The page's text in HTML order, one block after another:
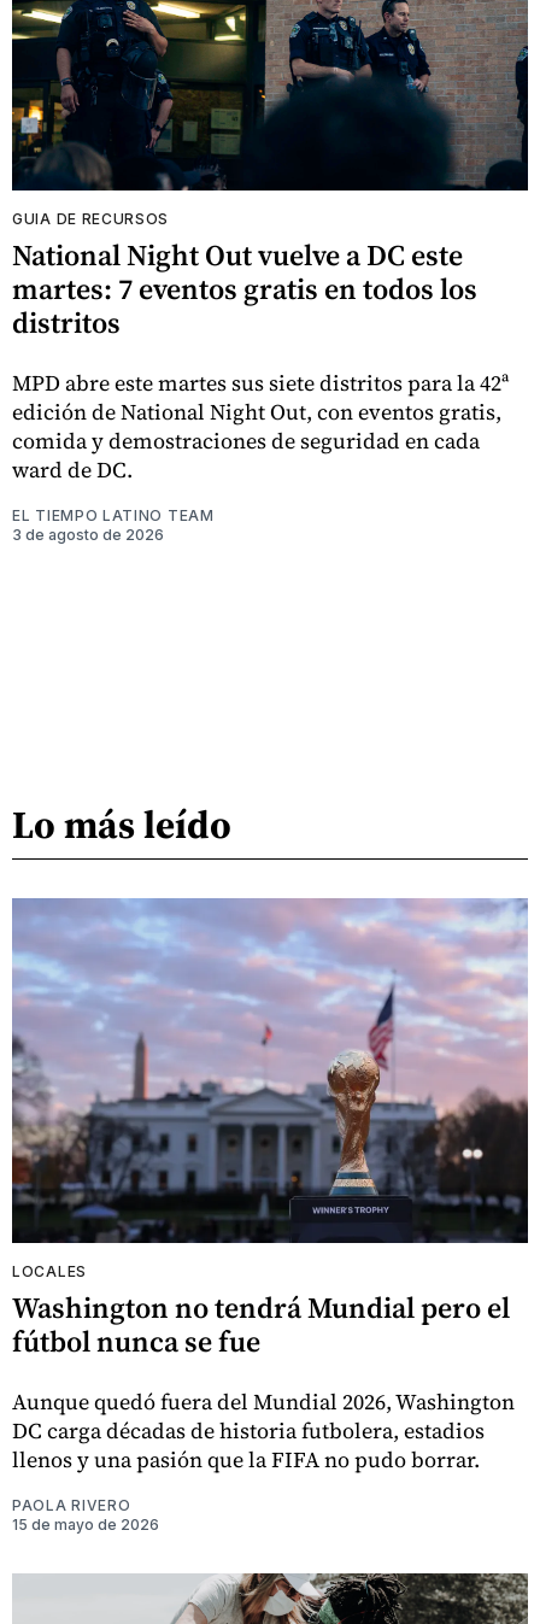
GUIA DE RECURSOS
National Night Out vuelve a DC este
martes: 7 eventos gratis en todos los
distritos
MPD abre este martes sus siete distritos para la 42ª
edición de National Night Out, con eventos gratis,
comida y demostraciones de seguridad en cada
ward de DC.
EL TIEMPO LATINO TEAM
3 de agosto de 2026
Lo más leído
LOCALES
Washington no tendrá Mundial pero el
fútbol nunca se fue
Aunque quedó fuera del Mundial 2026, Washington
DC carga décadas de historia futbolera, estadios
llenos y una pasión que la FIFA no pudo borrar.
PAOLA RIVERO
15 de mayo de 2026